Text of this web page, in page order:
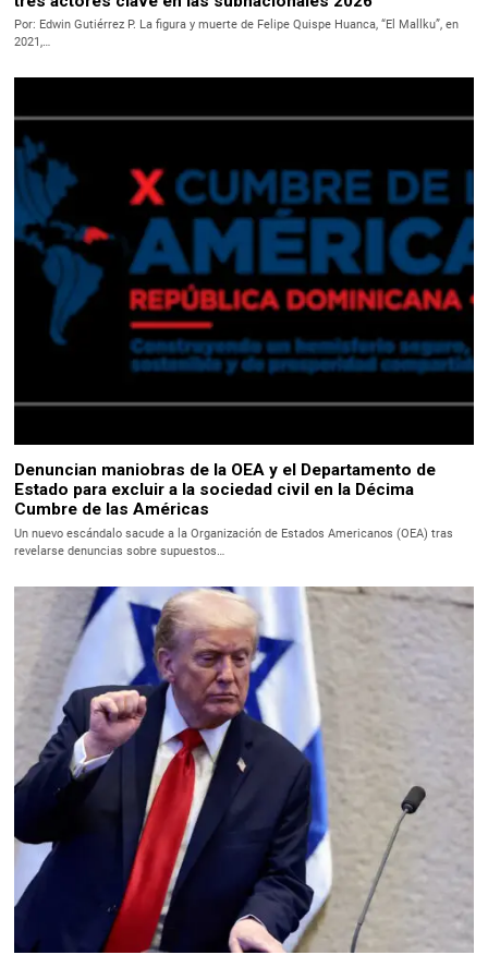
Por: Edwin Gutiérrez P. La figura y muerte de Felipe Quispe Huanca, “El Mallku”, en
2021,…
Denuncian maniobras de la OEA y el Departamento de
Estado para excluir a la sociedad civil en la Décima
Cumbre de las Américas
Un nuevo escándalo sacude a la Organización de Estados Americanos (OEA) tras
revelarse denuncias sobre supuestos…